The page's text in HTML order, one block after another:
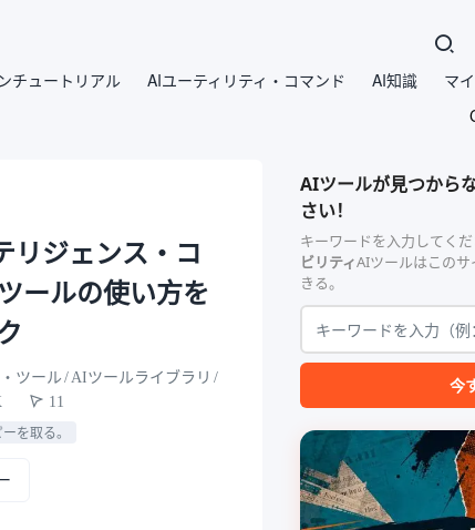
チュートリアル AIユーティリティ・コマンド AI知識 マ
リジェンス・コ
ールの使い方を
ツール / AIツールライブラリ /
11
を取る。
AIツールが見つから
さい！
キーワードを入力してくだ
ビリティAIツールはこの
きる。
今